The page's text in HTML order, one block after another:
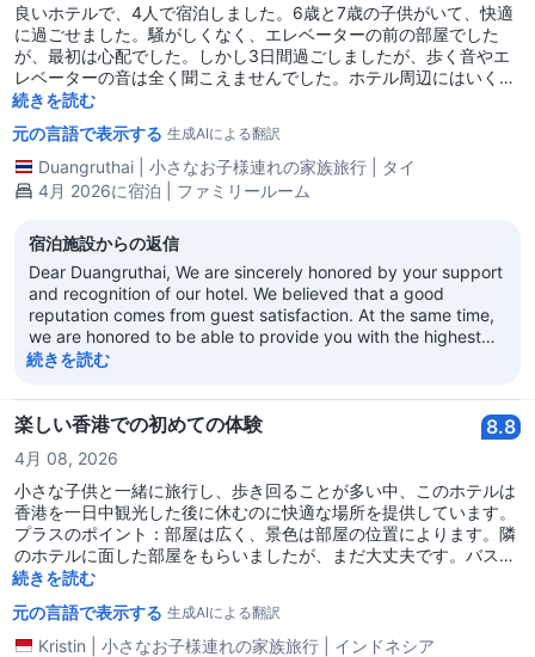
良いホテルで、4人で宿泊しました。6歳と7歳の子供がいて、快適
に過ごせました。騒がしくなく、エレベーターの前の部屋でした
が、最初は心配でした。しかし3日間過ごしましたが、歩く音やエ
レベーターの音は全く聞こえませんでした。ホテル周辺にはいくつ
かのレストランやコンビニがあり、移動も便利でした。もし再び香
港に来ることがあれば、またここに宿泊します。
続きを読む
元の言語で表示する 生成AIによる翻訳
Duangruthai 小さなお子様連れの家族旅行
タイ
4月 2026に宿泊 | ファミリールーム
宿泊施設からの返信
Dear Duangruthai, We are sincerely honored by your support
and recognition of our hotel. We believed that a good
reputation comes from guest satisfaction. At the same time,
we are honored to be able to provide you with the highest
quality service. We warmly welcome you to choose our hotel
Sincerely look forward to your next visit! Regal Kowloon Hotel
続きを読む
楽しい香港での初めての体験 8.8
4月 08, 2026
小さな子供と一緒に旅行し、歩き回ることが多い中、このホテルは
香港を一日中観光した後に休むのに快適な場所を提供しています。
プラスのポイント：部屋は広く、景色は部屋の位置によります。隣
のホテルに面した部屋をもらいましたが、まだ大丈夫です。バスル
ームは広く、バスタブがあり、特別な水道を使用しているため飲み
スのポイント：古いホテルで、天井のペンキが剥がれている部分が
あり、バスタブとシャワーは旧式です。
続きを読む
元の言語で表示する 生成AIによる翻訳
Kristin 小さなお子様連れの家族旅行
インドネシア